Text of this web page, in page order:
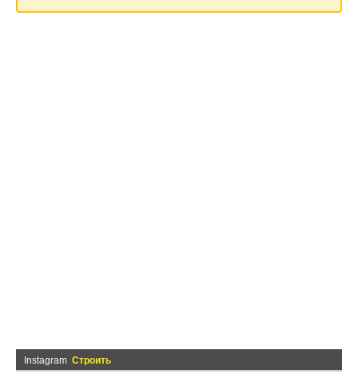
Instagram Строить